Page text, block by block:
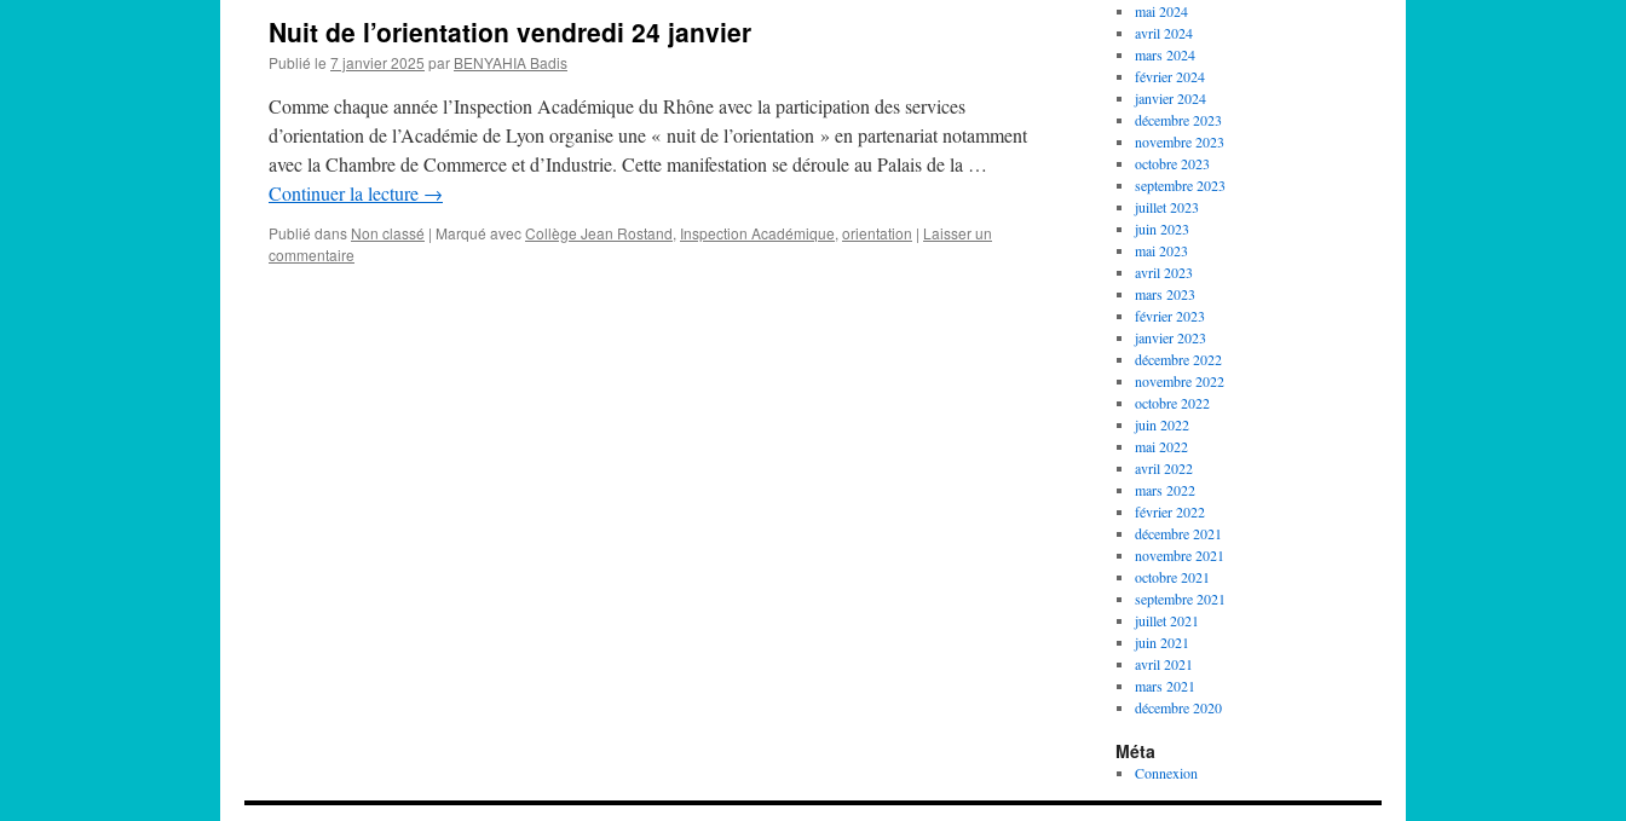
Nuit de l’orientation vendredi 24 janvier
Publié le 7 janvier 2025 par BENYAHIA Badis
Comme chaque année l’Inspection Académique du Rhône avec la participation des services
d’orientation de l’Académie de Lyon organise une « nuit de l’orientation » en partenariat notamment
avec la Chambre de Commerce et d’Industrie. Cette manifestation se déroule au Palais de la …
Continuer la lecture →
Publié dans Non classé | Marqué avecCollège Jean Rostand, Inspection Académique, orientation | Laisser un
commentaire
mai 2024
avril 2024
mars 2024
février 2024
janvier 2024
décembre 2023
novembre 2023
octobre 2023
septembre 2023
juillet 2023
juin 2023
mai 2023
avril 2023
mars 2023
février 2023
janvier 2023
décembre 2022
novembre 2022
octobre 2022
juin 2022
mai 2022
avril 2022
mars 2022
février 2022
décembre 2021
novembre 2021
octobre 2021
septembre 2021
juillet 2021
juin 2021
avril 2021
mars 2021
décembre 2020
Méta
Connexion